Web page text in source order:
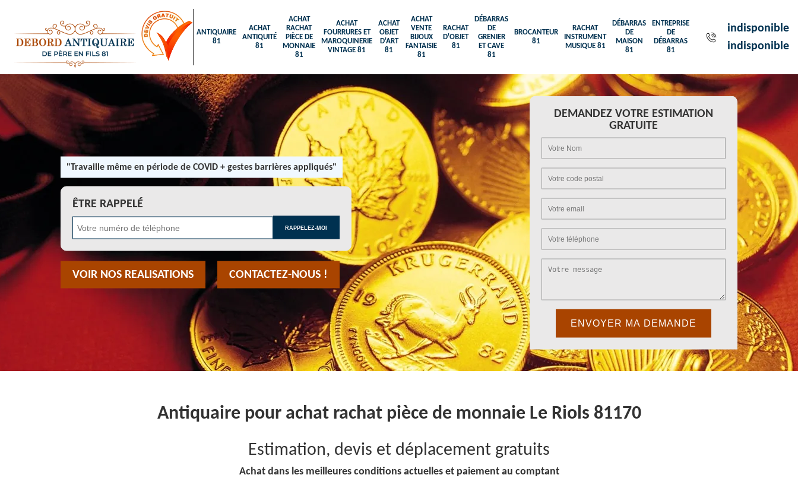
ANTIQUAIRE
81
ACHAT
ANTIQUITÉ
81
ACHAT
RACHAT
PIÈCE DE
MONNAIE
81
ACHAT
FOURRURES ET
MAROQUINERIE
VINTAGE 81
ACHAT
OBJET
D'ART
81
ACHAT
VENTE
BIJOUX
FANTAISIE
81
RACHAT
D'OBJET
81
DÉBARRAS
DE
GRENIER
ET CAVE
81
BROCANTEUR
81
RACHAT
INSTRUMENT
MUSIQUE 81
DÉBARRAS
DE
MAISON
81
ENTREPRISE
DE
DÉBARRAS
81
indisponible
indisponible
"Travaille même en période de COVID + gestes barrières appliqués"
ÊTRE RAPPELÉ
VOIR NOS REALISATIONS CONTACTEZ-NOUS !
DEMANDEZ VOTRE ESTIMATION
GRATUITE
Antiquaire pour achat rachat pièce de monnaie Le Riols 81170
Estimation, devis et déplacement gratuits
Achat dans les meilleures conditions actuelles et paiement au comptant